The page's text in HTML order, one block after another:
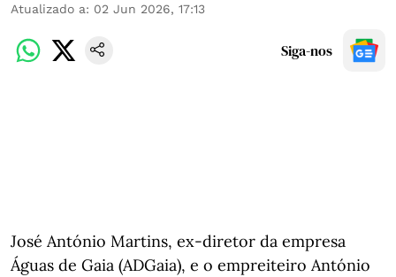
Atualizado a: 02 Jun 2026, 17:13
Siga-nos
José António Martins, ex-diretor da empresa
Águas de Gaia (ADGaia), e o empreiteiro António